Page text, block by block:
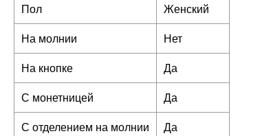
Пол
Женский
На молнии
Нет
На кнопке
Да
С монетницей
Да
С отделением на молнии
Да